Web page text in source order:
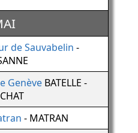
de Sauvabelin -
GenèveBATELLE -
- MATRAN